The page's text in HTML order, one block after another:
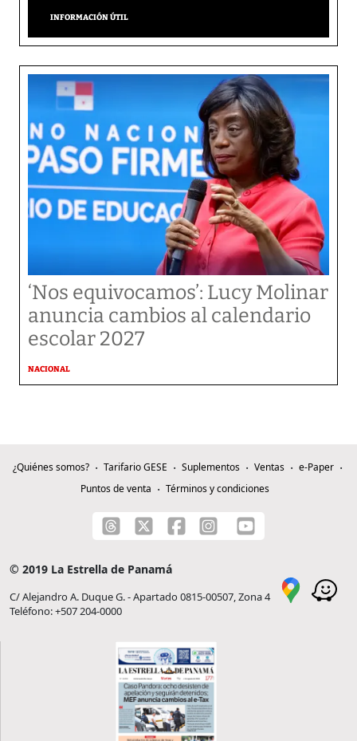
INFORMACIÓN ÚTIL
‘Nos equivocamos’: Lucy Molinar
anuncia cambios al calendario
escolar 2027
NACIONAL
¿Quiénes somos? Tarifario GESE Suplementos Ventas
e-Paper
Puntos de venta
Términos y condiciones
© 2019 La Estrella de Panamá
C/ Alejandro A. Duque G. - Apartado 0815-00507, Zona 4
Teléfono: +507 204-0000